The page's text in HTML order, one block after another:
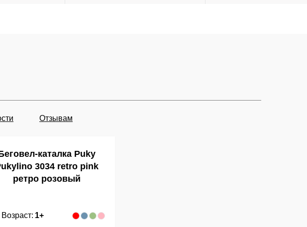
Отзывам
каталка Puky
3034 retro pink
ретро розовый
Возраст: 1+